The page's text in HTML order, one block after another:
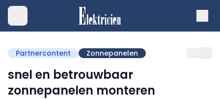
Partnercontent Zonnepanelen
snel en betrouwbaar
zonnepanelen monteren